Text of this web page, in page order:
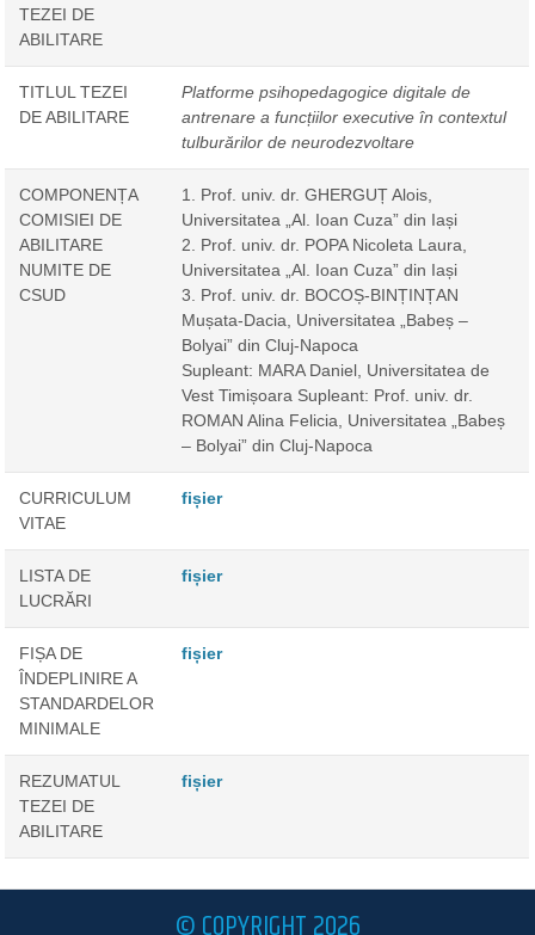
TEZEI DE
ABILITARE
TITLUL TEZEI
DE ABILITARE
Platforme psihopedagogice digitale de
antrenare a funcțiilor executive în contextul
tulburărilor de neurodezvoltare
COMPONENȚA
COMISIEI DE
ABILITARE
NUMITE DE
CSUD
1. Prof. univ. dr. GHERGUȚ Alois,
Universitatea „Al. Ioan Cuza” din Iași
2. Prof. univ. dr. POPA Nicoleta Laura,
Universitatea „Al. Ioan Cuza” din Iași
3. Prof. univ. dr. BOCOȘ-BINȚINȚAN
Mușata-Dacia, Universitatea „Babeș –
Bolyai” din Cluj-Napoca
Supleant: MARA Daniel, Universitatea de
Vest Timișoara Supleant: Prof. univ. dr.
ROMAN Alina Felicia, Universitatea „Babeș
– Bolyai” din Cluj-Napoca
CURRICULUM
VITAE
fișier
LISTA DE
LUCRĂRI
fișier
FIȘA DE
ÎNDEPLINIRE A
STANDARDELOR
MINIMALE
fișier
REZUMATUL
TEZEI DE
ABILITARE
fișier